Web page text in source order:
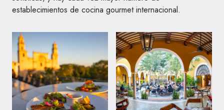
establecimientos de cocina gourmet internacional.